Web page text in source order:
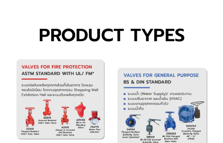
PRODUCT TYPES